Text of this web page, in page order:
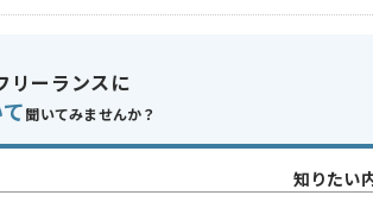
・Webアプリ開発経験
歓迎スキル
・アプリ側のセキュリティ経験
リーランスに
聞いてみませんか？
知りたい